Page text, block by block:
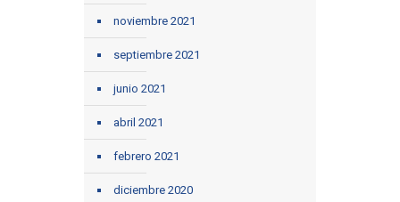
noviembre 2021
septiembre 2021
junio 2021
abril 2021
febrero 2021
diciembre 2020